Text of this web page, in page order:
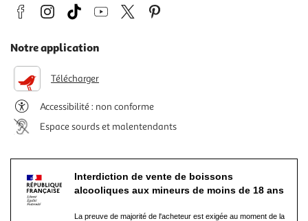
Notre application
Télécharger
Accessibilité : non conforme
Espace sourds et malentendants
Interdiction de vente de boissons
alcooliques aux mineurs de moins de 18 ans
La preuve de majorité de l'acheteur est exigée au moment de la